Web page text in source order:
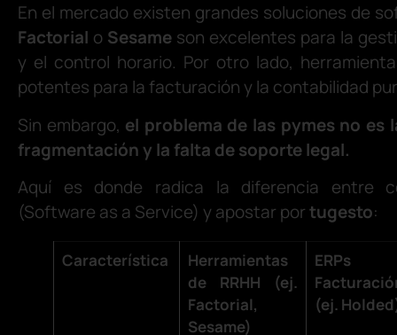
En el mercado existen grandes soluciones de
Factorial o Sesameson excelentes para la
y el control horario. Por otro lado,
potentes para la facturación y la contabilidad
Sin embargo, el problema de las pymes no es
fragmentación y la falta de soporte legal.
Aquí es donde radica la diferencia entre
(Software as a Service) y apostar portugesto:
Característica
Herramientas
de RRHH (ej.
Factorial,
Sesame)
ERPs
(ej.